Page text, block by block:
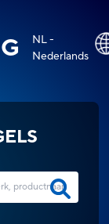
NL -
Nederlands